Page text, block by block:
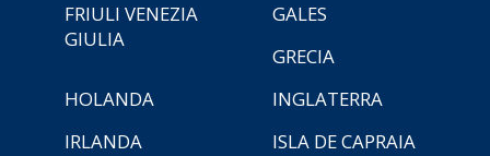
FRIULI VENEZIA
GIULIA
GALES
GRECIA
HOLANDA
INGLATERRA
IRLANDA
ISLA DE CAPRAIA